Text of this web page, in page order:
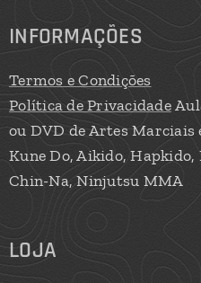
INFORMAÇÕES
Termos e Condições
Política de Privacidade
ou DVD de Artes Marciais
Kune Do, Aikido, Hapkido,
Chin-Na, Ninjutsu MMA
LOJA